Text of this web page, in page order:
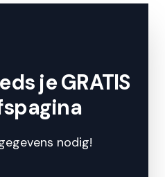
je GRATIS
nodig!